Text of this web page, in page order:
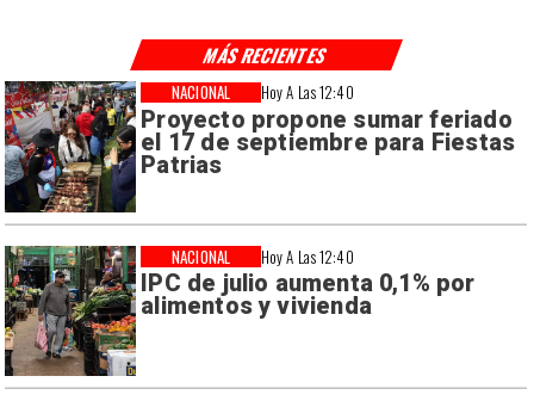
Hoy A Las 12:40
Proyecto propone sumar feriado
el 17 de septiembre para Fiestas
Patrias
NACIONAL
Hoy A Las 12:40
IPC de julio aumenta 0,1% por
alimentos y vivienda
NACIONAL
MÁS RECIENTES